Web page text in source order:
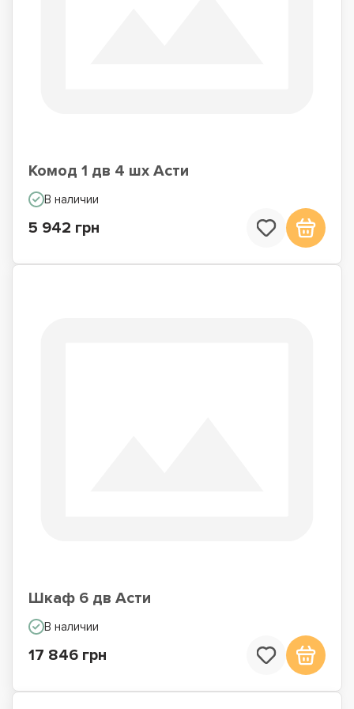
Комод 1 дв 4 шх Асти
В наличии
5 942 грн
Шкаф 6 дв Асти
В наличии
17 846 грн